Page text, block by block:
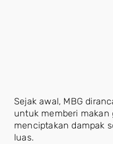
Sejak awal, MBG
untuk memberi makan
menciptakan dampak
luas.